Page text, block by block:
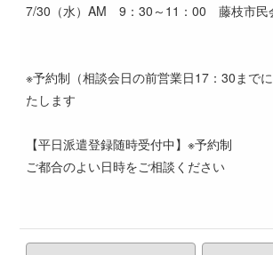
7/30（水）AM 9：30～11：00 藤枝市民
※予約制（相談会日の前営業日17：30まで
たします
【平日派遣登録随時受付中】※予約制
ご都合のよい日時をご相談ください